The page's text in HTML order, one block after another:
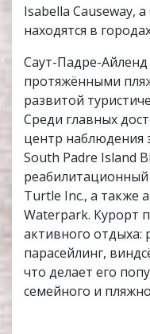
Isabella Causeway,
находятся в
Саут-Падре-
протяжёнными
развитой
Среди главных
центр наблюдения
South Padre Island
реабилитационный
Turtle Inc., а также
Waterpark. Курорт
активного
парасейлинг,
что делает его
семейного и